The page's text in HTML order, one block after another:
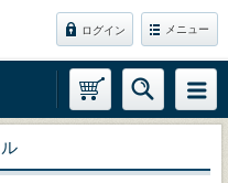
ログイン メニュー